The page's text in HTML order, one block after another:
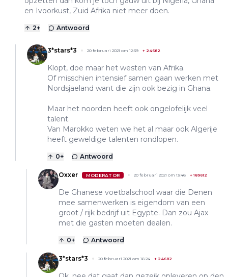
en Ivoorkust, Zuid Afrika niet meer doen.
2+ Antwoord
3*stars*3 20 februari 2021 om 12:39 + 24682
Klopt, doe maar het westen van Afrika.
Of misschien intensief samen gaan werken met
Nordsjaeland want die zijn ook bezig in Ghana.
Maar het noorden heeft ook ongelofelijk veel
talent.
Van Marokko weten we het al maar ook Algerije
heeft geweldige talenten rondlopen.
0+ Antwoord
Oxxer MODERATOR 20 februari 2021 om 13:46 +189612
De Ghanese voetbalschool waar die Denen
mee samenwerken is eigendom van een
groot / rijk bedrijf uit Egypte. Dan zou Ajax
met die gasten moeten dealen.
0+ Antwoord
3*stars*3 20 februari 2021 om 16:24 + 24682